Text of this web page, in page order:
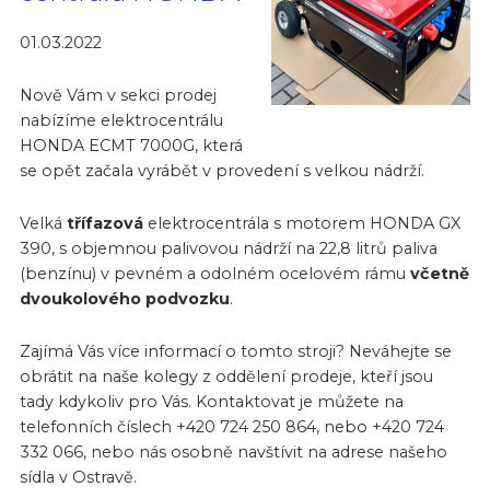
01.03.2022
Nově Vám v sekci prodej
nabízíme elektrocentrálu
HONDA ECMT 7000G, která
se opět začala vyrábět v provedení s velkou nádrží.
Velká třífazováelektrocentrála s motorem HONDA GX
390, s objemnou palivovou nádrží na 22,8 litrů paliva
(benzínu) v pevném a odolném ocelovém rámu včetně
dvoukolového podvozku.
Zajímá Vás více informací o tomto stroji? Neváhejte se
obrátit na naše kolegy z oddělení prodeje, kteří jsou
tady kdykoliv pro Vás. Kontaktovat je můžete na
telefonních číslech +420 724 250 864, nebo +420 724
332 066, nebo nás osobně navštívit na adrese našeho
sídla v Ostravě.